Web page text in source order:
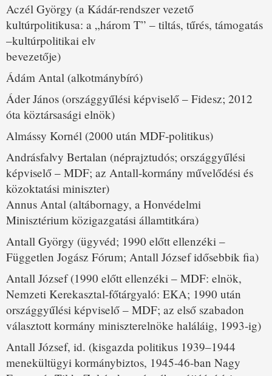
Aczél György (a Kádár-rendszer vezető
kultúrpolitikusa: a „három T” – tiltás, tűrés, támogatás
–kultúrpolitikai elv
bevezetője)
Ádám Antal (alkotmánybíró)
Áder János (országgyűlési képviselő – Fidesz; 2012
óta köztársasági elnök)
Almássy Kornél (2000 után MDF-politikus)
Andrásfalvy Bertalan (néprajztudós; országgyűlési
képviselő – MDF; az Antall-kormány művelődési és
közoktatási miniszter)
Annus Antal (altábornagy, a Honvédelmi
Minisztérium közigazgatási államtitkára)
Antall György (ügyvéd; 1990 előtt ellenzéki –
Független Jogász Fórum; Antall József idősebbik fia)
Antall József (1990 előtt ellenzéki – MDF: elnök,
Nemzeti Kerekasztal-főtárgyaló: EKA; 1990 után
országgyűlési képviselő – MDF; az első szabadon
választott kormány miniszterelnöke haláláig, 1993-ig)
Antall József, id. (kisgazda politikus 1939–1944
menekültügyi kormánybiztos, 1945-46-ban Nagy